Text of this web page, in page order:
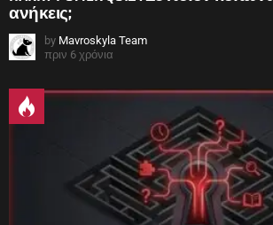
ανήκεις;
by Mavroskyla Team
πριν 6 χρόνια